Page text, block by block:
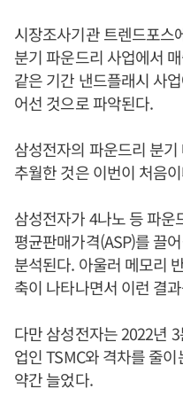
시장조사기관 트렌드포스
분기 파운드리 사업에서
같은 기간 낸드플래시 사
어선 것으로 파악된다.
삼성전자의 파운드리 분
추월한 것은 이번이 처음
삼성전자가 4나노 등 파
평균판매가격(ASP)를 끌
분석된다. 아울러 메모리
축이 나타나면서 이런 결
다만 삼성전자는 2022년
업인 TSMC와 격차를 줄
약간 늘었다.